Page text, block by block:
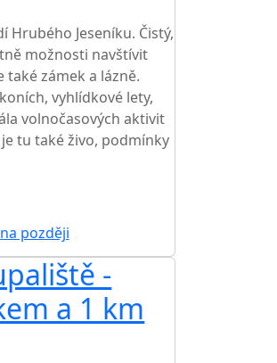
Jeseníku. Čistý,
možnosti navštívit
zámek a lázně.
vyhlídkové lety,
volnočasových aktivit
tu také živo, podmínky
později
-
a 1 km